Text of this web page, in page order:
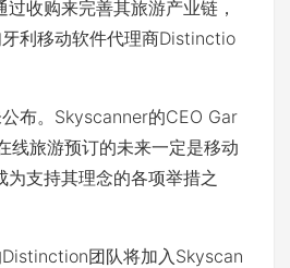
收购来完善其旅游产业链，
利移动软件代理商Distinctio
。Skyscanner的CEO Gar
线旅游预订的未来一定是移动
为支持其理念的各项举措之
团队将加入Skyscan